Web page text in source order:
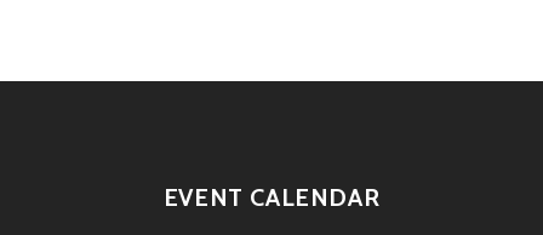
EVENT CALENDAR